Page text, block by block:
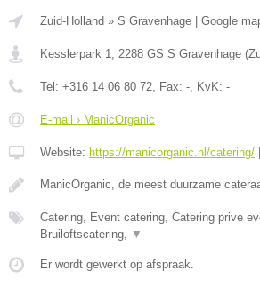
Zuid-Holland » S Gravenhage Google
Kesslerpark 1, 2288 GS S Gravenhage (
Tel: +316 14 06 80 72, Fax: -, KvK: -
E-mail › ManicOrganic
Website: https://manicorganic.nl/catering/
ManicOrganic, de meest duurzame
Catering, Event catering, Catering prive
Bruiloftscatering, ▼
Er wordt gewerkt op afspraak.